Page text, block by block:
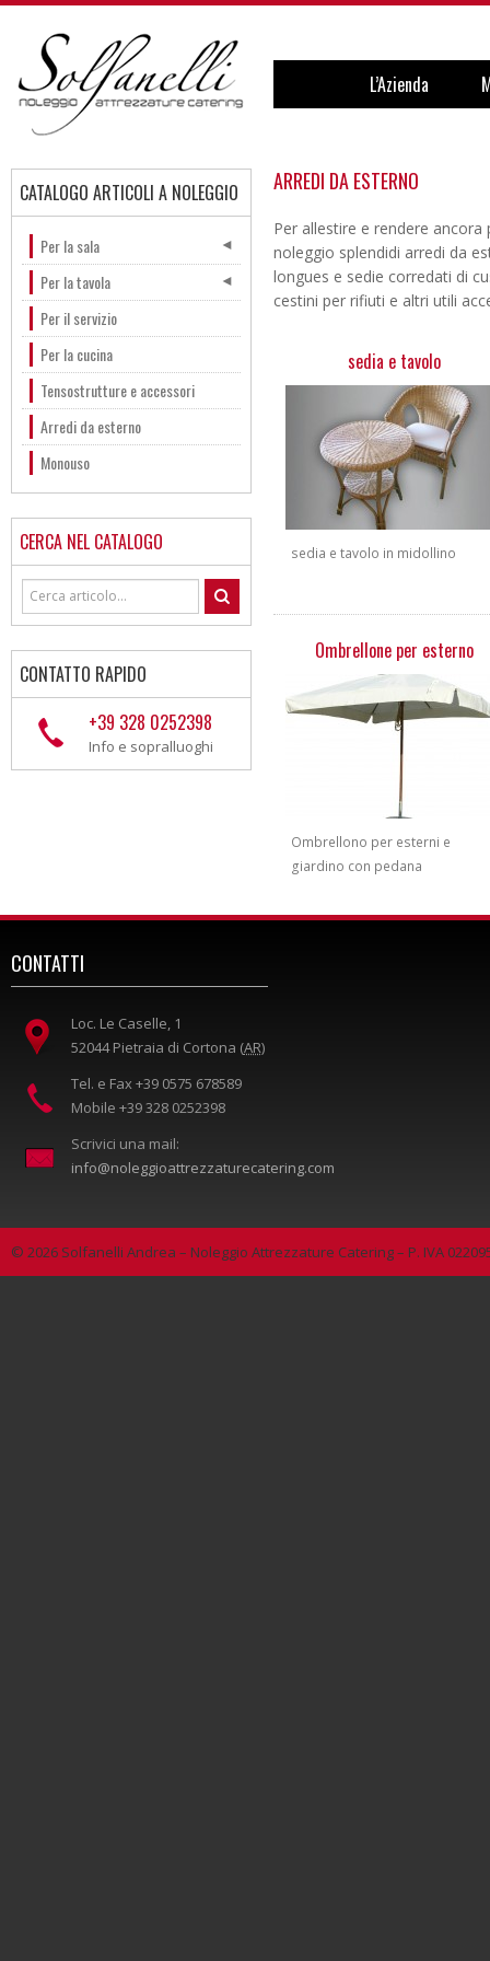
ATTREZZATURE CATERING
L’Azienda
CATALOGO ARTICOLI A NOLEGGIO
Per la sala
Per la tavola
Per il servizio
Per la cucina
Tensostrutture e accessori
Arredi da esterno
Monouso
CERCA NEL CATALOGO
CONTATTO RAPIDO
+39 328 0252398
Info e sopralluoghi
ARREDI DA ESTERNO
Per allestire e rendere
noleggio splendidi arredi da
longues e sedie corredati di
cestini per rifiuti e altri utili
sedia e tavolo
sedia e tavolo in midollino
Ombrellone per esterno
Ombrellono per esterni e
giardino con pedana
CONTATTI
Loc. Le Caselle, 1
52044 Pietraia di Cortona (AR)
Tel. e Fax+39 0575 678589
Mobile +39 328 0252398
Scrivici una mail:
info@noleggioattrezzaturecatering.com
© 2026 Solfanelli Andrea – Noleggio Attrezzature Catering – P. IVA